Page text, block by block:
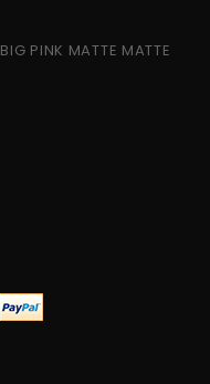
PINK MATTE MATTE